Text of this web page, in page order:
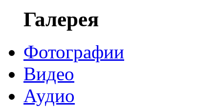
Галерея
Фотографии
Видео
Аудио